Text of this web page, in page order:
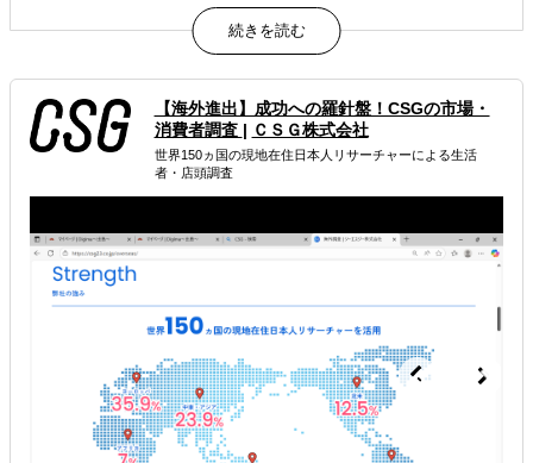
CSGは、大手企業の皆様の海外事業展開を強力に支援する
ため、国内および海外における以下の専門調査を行ってい
ます。私たちは、インターネット上の情報では把握しきれ
ない現場の「生きた情報」を直接取材と綿密な
属するジャンル
海外進出戦略・事業計画立案
解決できる課題
どの国に進出するべきか決めたい
有効なプロモーション方法を探している その他
【海外進出】成功への羅針盤！CSGの市場・
消費者調査 | ＣＳＧ株式会社
世界150ヵ国の現地在住日本人リサーチャーによる生活
者・店頭調査